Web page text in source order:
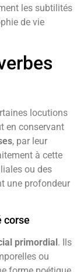
les subtilités
de vie
locutions
en conservant
, par leur
à cette
ou des
une profondeur
corse
primordial. Ils
ou